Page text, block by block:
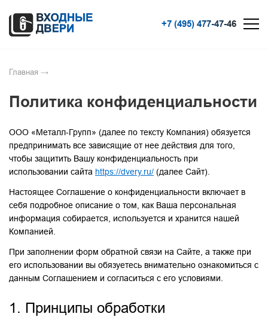
+7 (495) 477-47-46
Главная →
Политика конфиденциальности
ООО «Металл-Групп» (далее по тексту Компания) обязуется
предпринимать все зависящие от нее действия для того,
чтобы защитить Вашу конфиденциальность при
использовании сайта https://dvery.ru/ (далее Сайт).
Настоящее Соглашение о конфиденциальности включает в
себя подробное описание о том, как Ваша персональная
информация собирается, используется и хранится нашей
Компанией.
При заполнении форм обратной связи на Сайте, а также при
его использовании вы обязуетесь внимательно ознакомиться с
данным Соглашением и согласиться с его условиями.
1. Принципы обработки